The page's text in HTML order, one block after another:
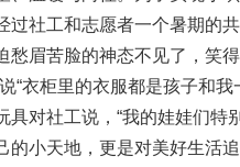
过社工和志愿者一个暑期的
愁眉苦脸的神态不见了，笑
“衣柜里的衣服都是孩子和
对社工说，“我的娃娃们特
的小天地，更是对美好生活